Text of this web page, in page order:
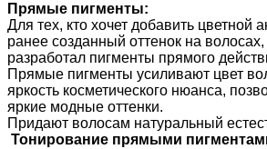
Прямые пигменты:
Для тех, кто хочет добавить цветной
ранее созданный оттенок на
разработал пигменты прямого
Прямые пигменты усиливают цвет
яркость косметического нюанса,
яркие модные оттенки.
Придают волосам натуральный
Тонирование прямыми